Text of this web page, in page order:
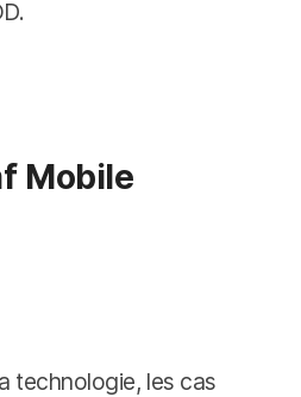
Mobile
technologie, les cas